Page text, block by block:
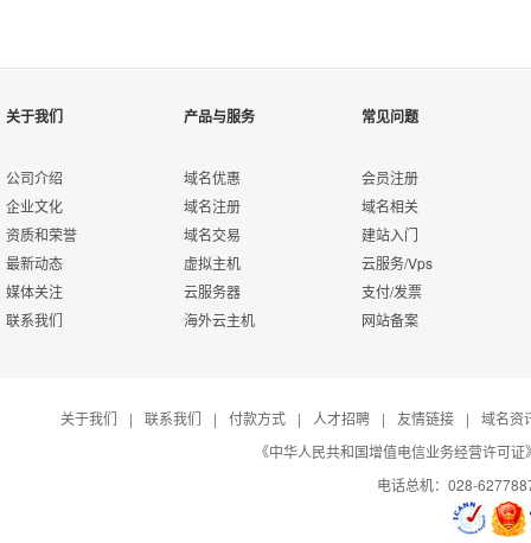
Q
A 我司海外云主机提供美国机房，数据都存储在国外，默认免费提供一
Q
A VPS主机是我司研发的第一代产品，套餐云主机是第二代，优化了
件或程序，部署各种互联网应用。
Q
西部数码海外云主机可一键安装PHP5.2.17、Mysql5.1.61、
关于我们
公司介绍
企业文化
资质和荣誉
最新动态
媒体关注
联系我们
产品与服务
域名优惠
域名注册
域名交易
虚拟主机
云服务器
海外云主机
常见问题
会员注册
域名相关
建站入门
云服务/Vps
支付/发票
网站备案
关于我们 | 联系我们 | 付款方式 | 人才招聘 | 友情链接 |
域名资
《中华人民共和国增值电信业务经营许可
电话总机：028-